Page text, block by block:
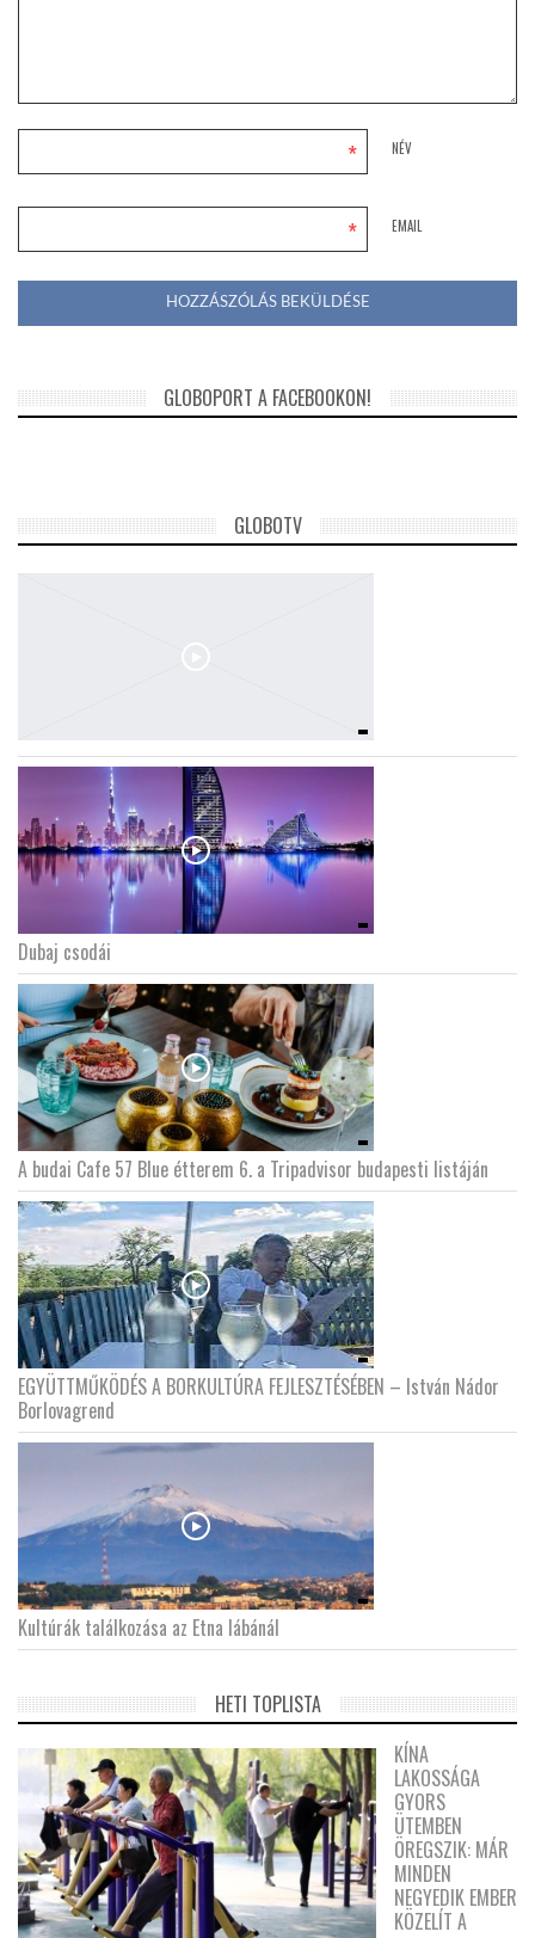
NÉV
*
EMAIL
*
GLOBOPORT A FACEBOOKON!
GLOBOTV
Dubaj csodái
A budai Cafe 57 Blue étterem 6. a Tripadvisor budapesti listáján
EGYÜTTMŰKÖDÉS A BORKULTÚRA FEJLESZTÉSÉBEN – István Nádor
Borlovagrend
Kultúrák találkozása az Etna lábánál
HETI TOPLISTA
KÍNA
LAKOSSÁGA
GYORS
ÜTEMBEN
ÖREGSZIK: MÁR
MINDEN
NEGYEDIK EMBER
KÖZELÍT A